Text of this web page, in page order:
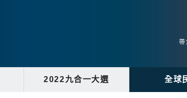
2022九合一大選 全球